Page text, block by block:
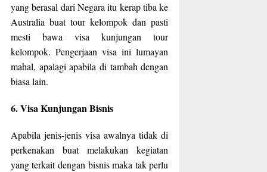
yang berasal dari Negara itu kerap tiba ke
Australia buat tour kelompok dan pasti
mesti bawa visa kunjungan tour
kelompok. Pengerjaan visa ini lumayan
mahal, apalagi apabila di tambah dengan
biasa lain.
6. Visa Kunjungan Bisnis
Apabila jenis-jenis visa awalnya tidak di
perkenakan buat melakukan kegiatan
yang terkait dengan bisnis maka tak perlu